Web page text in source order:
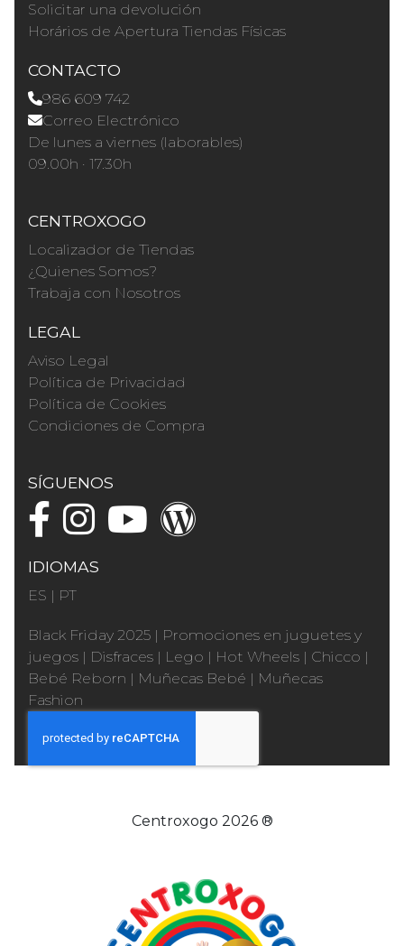
Solicitar una devolución
Horários de Apertura Tiendas Físicas
CONTACTO
986 609 742
Correo Electrónico
De lunes a viernes (laborables)
09.00h · 17.30h
CENTROXOGO
Localizador de Tiendas
¿Quienes Somos?
Trabaja con Nosotros
LEGAL
Aviso Legal
Política de Privacidad
Política de Cookies
Condiciones de Compra
SÍGUENOS
IDIOMAS
ES | PT
Black Friday 2025 | Promociones en juguetes y
juegos | Disfraces | Lego | Hot Wheels | Chicco |
Bebé Reborn | Muñecas Bebé | Muñecas
Fashion
Centroxogo 2026 ®